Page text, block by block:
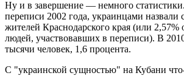
Ну и в завершение — немного
переписи 2002 года, украинцами назвали
жителей Краснодарского края (или 2,57%
людей, участвовавших в переписи). В
тысячи человек, 1,6 процента.
С "украинской сущностью" на Кубани